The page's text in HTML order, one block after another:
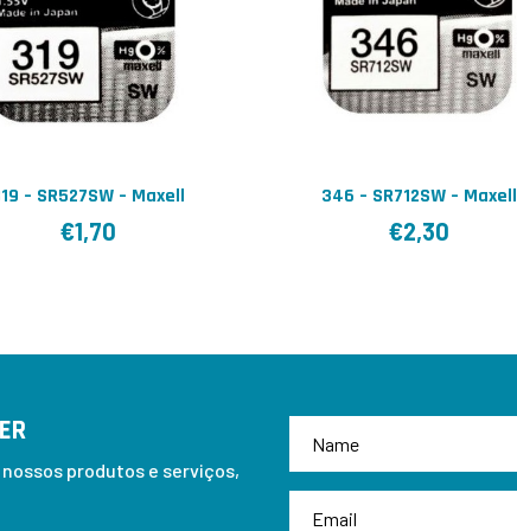
– SR527SW – Maxell
€1,70
346 – SR712SW – Maxell
€2,30
produtos e serviços,